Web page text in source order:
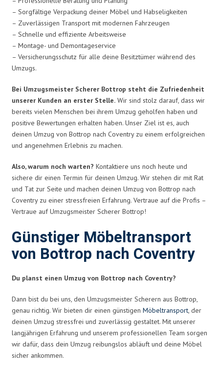
– Sorgfältige Verpackung deiner Möbel und Habseligkeiten
– Zuverlässigen Transport mit modernen Fahrzeugen
– Schnelle und effiziente Arbeitsweise
– Montage- und Demontageservice
– Versicherungsschutz für alle deine Besitztümer während des
Umzugs.
Bei Umzugsmeister Scherer Bottrop steht die Zufriedenheit
unserer Kunden an erster Stelle. Wir sind stolz darauf, dass wir
bereits vielen Menschen bei ihrem Umzug geholfen haben und
positive Bewertungen erhalten haben. Unser Ziel ist es, auch
deinen Umzug von Bottrop nach Coventry zu einem erfolgreichen
und angenehmen Erlebnis zu machen.
Also, warum noch warten? Kontaktiere uns noch heute und
sichere dir einen Termin für deinen Umzug. Wir stehen dir mit Rat
und Tat zur Seite und machen deinen Umzug von Bottrop nach
Coventry zu einer stressfreien Erfahrung. Vertraue auf die Profis –
Vertraue auf Umzugsmeister Scherer Bottrop!
Günstiger Möbeltransport
von Bottrop nach Coventry
Du planst einen Umzug von Bottrop nach Coventry?
Dann bist du bei uns, den Umzugsmeister Scherern aus Bottrop,
genau richtig. Wir bieten dir einen günstigen Möbeltransport, der
deinen Umzug stressfrei und zuverlässig gestaltet. Mit unserer
langjährigen Erfahrung und unserem professionellen Team sorgen
wir dafür, dass dein Umzug reibungslos abläuft und deine Möbel
sicher ankommen.